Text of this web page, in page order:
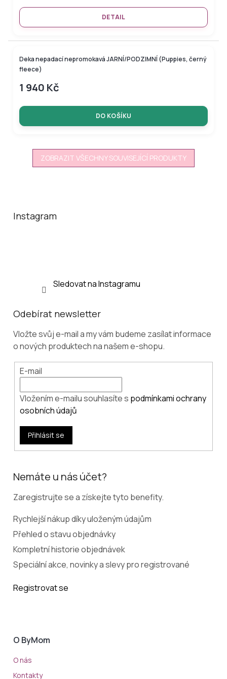
DETAIL
Deka nepadací nepromokavá JARNÍ/PODZIMNÍ (Puppies, černý
fleece)
1 940 Kč
DO KOŠÍKU
ZOBRAZIT VŠECHNY SOUVISEJÍCÍ PRODUKTY
Instagram
Sledovat na Instagramu
Odebírat newsletter
Vložte svůj e-mail a my vám budeme zasílat informace
o nových produktech na našem e-shopu.
E-mail
Vložením e-mailu souhlasíte s podmínkami ochrany
osobních údajů
Přihlásit se
Nemáte u nás účet?
Zaregistrujte se a získejte tyto benefity.
Rychlejší nákup díky uloženým údajům
Přehled o stavu objednávky
Kompletní historie objednávek
Speciální akce, novinky a slevy pro registrované
Registrovat se
O ByMom
O nás
Kontakty